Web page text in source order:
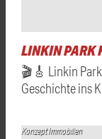
LINKIN PARK
🎬🎸 Linkin
Geschichte ins
Konzept Immobilien